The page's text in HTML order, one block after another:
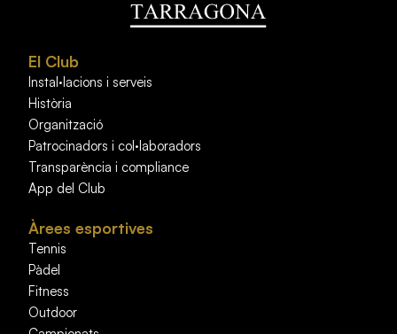
El Club
Instal·lacions i serveis
Història
Organització
Patrocinadors i col·laboradors
Transparència i compliance
App del Club
Àrees esportives
Tennis
Pàdel
Fitness
Outdoor